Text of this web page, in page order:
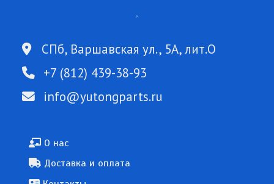
СПб, Варшавская ул., 5А, лит.О
+7 (812) 439-38-93
info@yutongparts.ru
Подвал
О нас
Доставка и оплата